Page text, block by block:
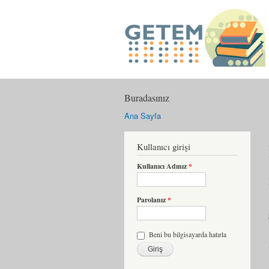
Buradasınız
Ana Sayfa
Kullanıcı girişi
Kullanıcı Adınız*
Parolanız*
Beni bu bilgisayarda hatırla